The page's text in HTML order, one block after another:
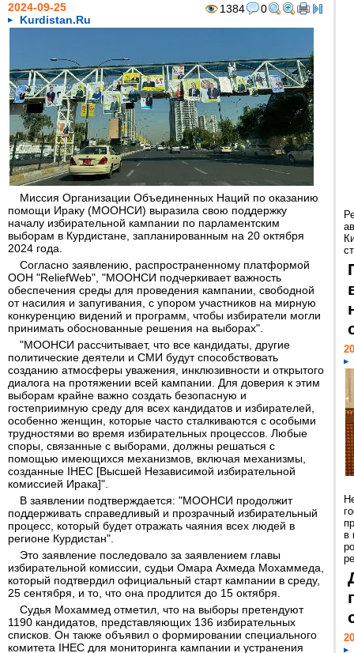
1384 0
2024-09-25
Kurdistan.Ru
Миссия Организации Объединенных Наций по оказанию
помощи Ираку (МООНСИ) выразила свою поддержку
началу избирательной кампании по парламентским
выборам в Курдистане, запланированным на 20 октября
2024 года.
Согласно заявлению, распространенному платформой
ООН "ReliefWeb", "МООНСИ подчеркивает важность
обеспечения среды для проведения кампании, свободной
от насилия и запугивания, с упором участников на мирную
конкуренцию видений и программ, чтобы избиратели могли
принимать обоснованные решения на выборах".
"МООНСИ рассчитывает, что все кандидаты, другие
политические деятели и СМИ будут способствовать
созданию атмосферы уважения, инклюзивности и открытого
диалога на протяжении всей кампании. Для доверия к этим
выборам крайне важно создать безопасную и
гостеприимную среду для всех кандидатов и избирателей,
особенно женщин, которые часто сталкиваются с особыми
трудностями во время избирательных процессов. Любые
споры, связанные с выборами, должны решаться с
помощью имеющихся механизмов, включая механизмы,
созданные IHEC [Высшей Независимой избирательной
комиссией Ирака]".
В заявлении подтверждается: "МООНСИ продолжит
поддерживать справедливый и прозрачный избирательный
процесс, который будет отражать чаяния всех людей в
регионе Курдистан".
Это заявление последовало за заявлением главы
избирательной комиссии, судьи Омара Ахмеда Мохаммеда,
который подтвердил официальный старт кампании в среду,
25 сентября, и то, что она продлится до 15 октября.
Судья Мохаммед отметил, что на выборы претендуют
1190 кандидатов, представляющих 136 избирательных
списков. Он также объявил о формировании специального
комитета IHEC для мониторинга кампании и устранения
в